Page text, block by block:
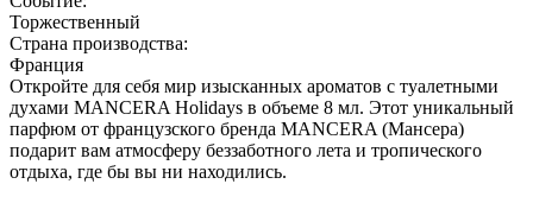
Торжественный
Страна производства:
Франция
Откройте для себя мир изысканных ароматов с туалетными
духами MANCERA Holidays в объеме 8 мл. Этот уникальный
парфюм от французского бренда MANCERA (Мансера)
подарит вам атмосферу беззаботного лета и тропического
отдыха, где бы вы ни находились.